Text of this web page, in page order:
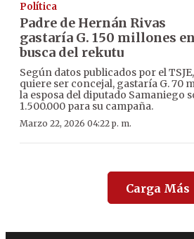
Política
Padre de Hernán Rivas
gastaría G. 150 millones en
busca del rekutu
Según datos publicados por el
quiere ser concejal, gastaría G. 70
la esposa del diputado Samaniego
1.500.000 para su campaña.
Marzo 22, 2026 04:22 p. m.
Carga Más